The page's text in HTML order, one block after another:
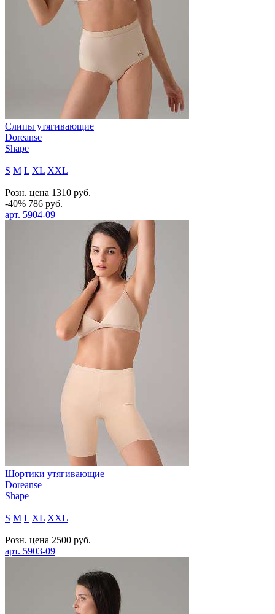
Слипы утягивающие
Doreanse
Shape
S M L XL XXL
Розн. цена 1310 руб.
-40% 786 руб.
арт. 5904-09
Шортики утягивающие
Doreanse
Shape
S M L XL XXL
Розн. цена 2500 руб.
арт. 5903-09